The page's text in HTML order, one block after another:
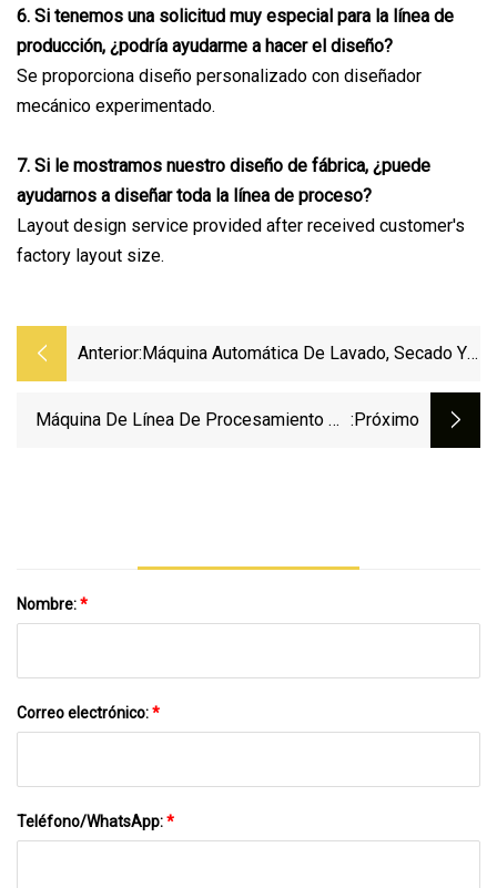
6. Si tenemos una solicitud muy especial para la línea de
producción, ¿podría ayudarme a hacer el diseño?
Se proporciona diseño personalizado con diseñador
mecánico experimentado.
7. Si le mostramos nuestro diseño de fábrica, ¿puede
ayudarnos a diseñar toda la línea de proceso?
Layout design service provided after received customer's
factory layout size.
Anterior: Máquina Automática De Lavado, Secado Y
En Seco Automática De Patatas, Línea De
Embalaje De Clasificación Precio Barato
Máquina De Línea De Procesamiento De :próximo
Nombre:*
Correo electrónico:*
Teléfono/WhatsApp:*